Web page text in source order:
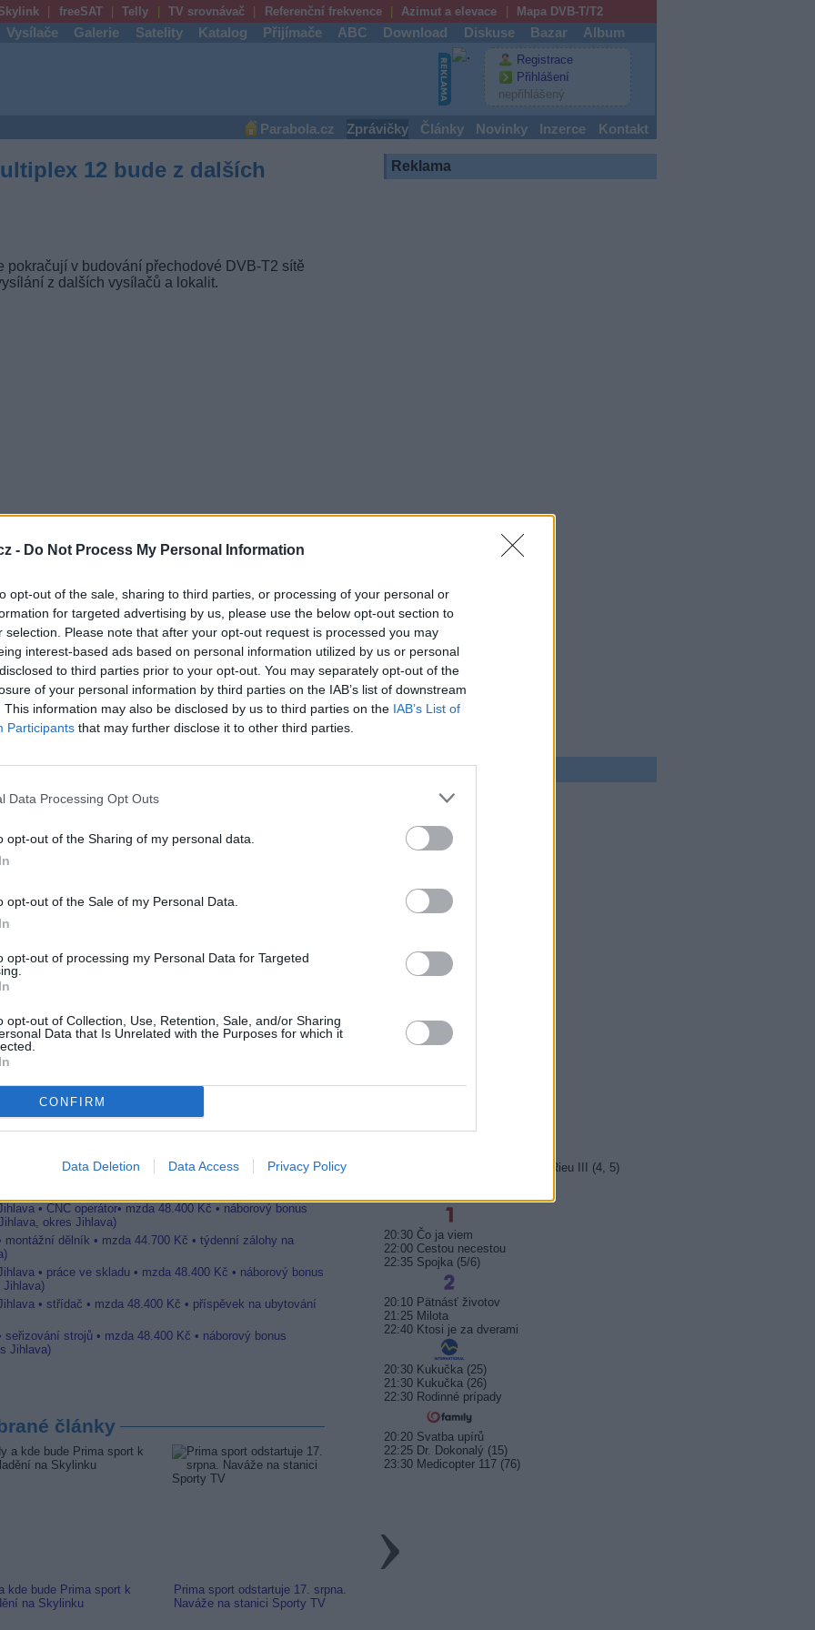
- Do Not Process My Personal Information
opt-out of the sale, sharing to third parties, or processing of your personal or
for targeted advertising by us, please use the below opt-out section to
selection. Please note that after your opt-out request is processed you may
interest-based ads based on personal information utilized by us or personal
to third parties prior to your opt-out. You may separately opt-out of the
of your personal information by third parties on the IAB’s list of downstream
This information may also be disclosed by us to third parties on the IAB’s List of
Participants that may further disclose it to other third parties.
Data Processing Opt Outs
opt-out of the Sharing of my personal data.
opt-out of the Sale of my Personal Data.
opt-out of processing my Personal Data for Targeted
opt-out of Collection, Use, Retention, Sale, and/or Sharing
Data that Is Unrelated with the Purposes for which it
CONFIRM
Data Deletion Data Access Privacy Policy
freeSAT Telly TV srovnávač Referenční frekvence Azimut a elevace Mapa DVB-T/T2
Vysílače Galerie Satelity Katalog Přijímače ABC Download Diskuse Bazar Album
Registrace
Přihlášení
nepřihlášený
Parabola.cz Zprávičky Články Novinky Inzerce Kontakt
12 bude z dalších
v budování přechodové DVB-T2 sítě
z dalších vysílačů a lokalit.
z vysílačů Krásné (Pardubice) a Vraní vrch
Zelená hora (Cheb) a Svatobor (Sušice).
Černá hora (Trutnov) a Kojál (Brno),
hora (Zlín), v listopadu Jedlák (Chomutov) a
(Ústí nad Labem) a Děvín (Mikulov).
době pokrývá již 69 % populace a
pro 99 % domácností.
programy TV Prima,Prima COOL,Prima LOVE,
TV Noe a Šlágr TV. Všechny se vysílají v
zvukem v HE-AAC.
a JOJ
Tvoj dom, Match! Arena
Plustelce
• CNC operátor• mzda 48.400 Kč • náborový bonus
okres Jihlava)
montážní dělník • mzda 44.700 Kč • týdenní zálohy na
• práce ve skladu • mzda 48.400 Kč • náborový bonus
Jihlava)
• střídač • mzda 48.400 Kč • příspěvek na ubytování
seřizování strojů • mzda 48.400 Kč • náborový bonus
Jihlava)
články
kde bude Prima sport k
na Skylinku
Prima sport odstartuje 17. srpna.
Naváže na stanici Sporty TV
Reklama
TV program
20:15 Vyprávěj
21:05 Všechnopárty
20:00 Bez motivu
21:45 Smrt na Nilu
20:20 Lítá v tom
22:35 Farma Česko II (28)
20:15 Máme rádi Česko
22:00 Máme rádi Česko
00:30 Maigret (36)
20:05 Vítejte ve světě Andrého Rieu III (4, 5)
20:30 Čo ja viem
22:00 Cestou necestou
22:35 Spojka (5/6)
20:10 Pätnásť životov
21:25 Milota
22:40 Ktosi je za dverami
20:30 Kukučka (25)
21:30 Kukučka (26)
22:30 Rodinné prípady
20:20 Svatba upírů
22:25 Dr. Dokonalý (15)
23:30 Medicopter 117 (76)